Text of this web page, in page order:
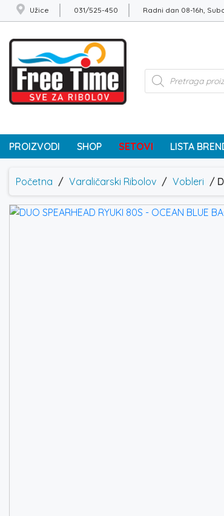
Užice 031/525-450 Radni dan 08-16h,
Products
search
PROIZVODI SHOP SETOVI LISTA
Početna / Varaličarski Ribolov / Vobleri /